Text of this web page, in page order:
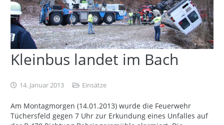
Kleinbus landet im Bach
14. Januar 2013 Einsätze
Am Montagmorgen (14.01.2013) wurde die Feuerwehr
Tüchersfeld gegen 7 Uhr zur Erkundung eines Unfalles auf